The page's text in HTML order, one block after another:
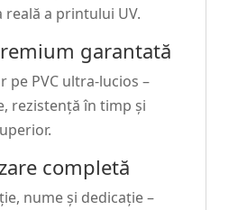
a printului UV.
garantată
pe PVC ultra-lucios –
rezistență în timp și
completă
nume și dedicație –